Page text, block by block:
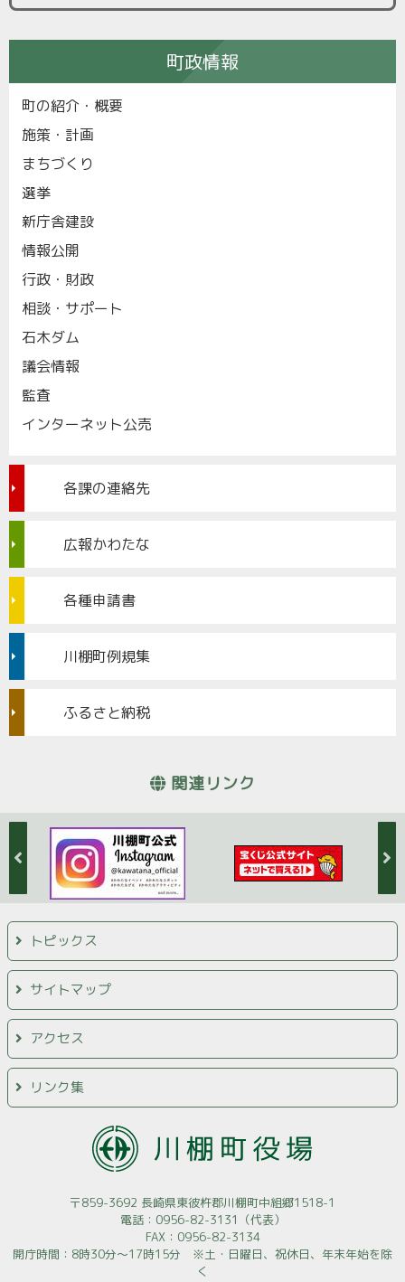
町政情報
町の紹介・概要
施策・計画
まちづくり
選挙
新庁舎建設
情報公開
行政・財政
相談・サポート
石木ダム
議会情報
監査
インターネット公売
各課の連絡先
広報かわたな
各種申請書
川棚町例規集
ふるさと納税
関連リンク
トピックス
サイトマップ
アクセス
リンク集
〒859-3692 長崎県東彼杵郡川棚町中組郷1518-1
電話：0956-82-3131（代表）
FAX：0956-82-3134
開庁時間：8時30分～17時15分 ※土・日曜日、祝休日、年末年始を除
く